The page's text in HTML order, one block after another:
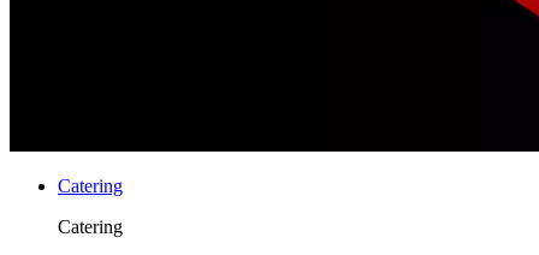
Catering
Catering